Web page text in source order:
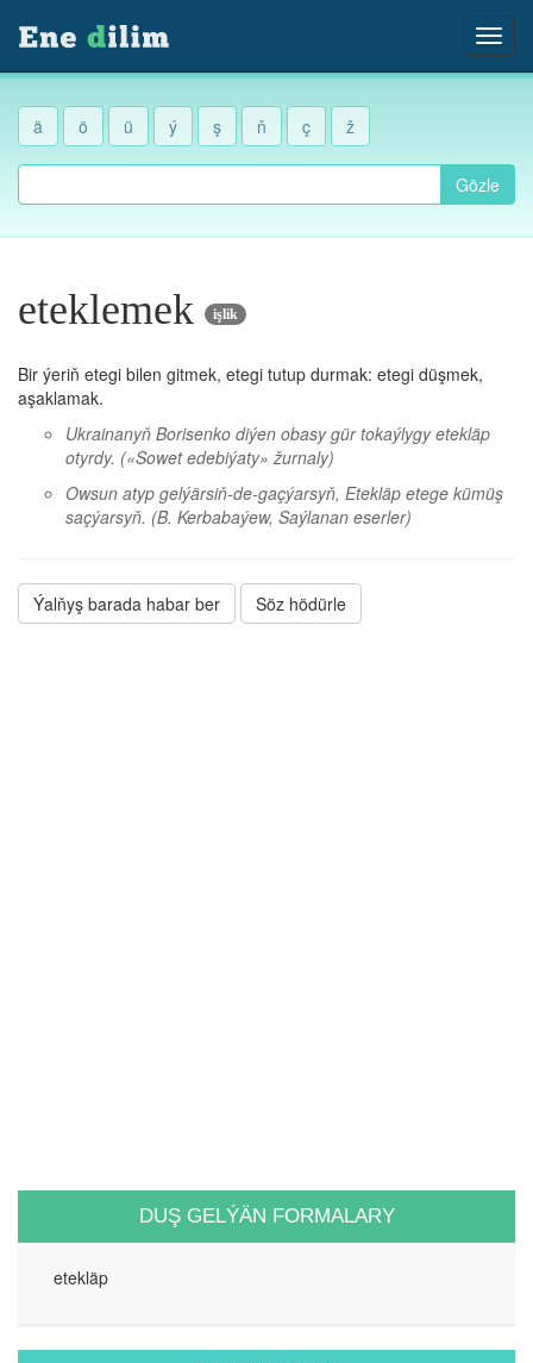
ä ö ü ý ş ň ç ž
Gözle
eteklemek işlik
Bir ýeriň etegi bilen gitmek, etegi tutup durmak: etegi düşmek,
aşaklamak.
Ukrainanyň Borisenko diýen obasy gür tokaýlygy etekläp
otyrdy. («Sowet edebiýaty» žurnaly)
Owsun atyp gelýärsiň-de-gaçýarsyň, Etekläp etege kümüş
saçýarsyň. (B. Kerbabaýew, Saýlanan eserler)
Ýalňyş barada habar ber Söz hödürle
DUŞ GELÝÄN FORMALARY
etekläp